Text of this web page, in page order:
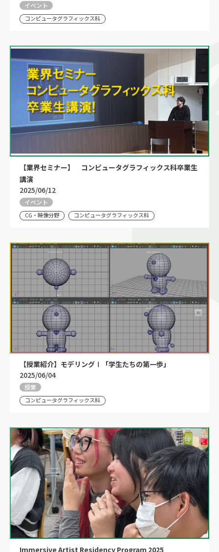
イベント
コンピュータグラフィックス科
【業界セミナー】 コンピュータグラフィックス科卒業生
講演
2025/06/12
イベント
CG・映像分野 コンピュータグラフィックス科
【授業紹介】モデリングⅠ「学生たちの第一歩」
2025/06/04
授業
コンピュータグラフィックス科
Immersive Artist Residency Program 2025